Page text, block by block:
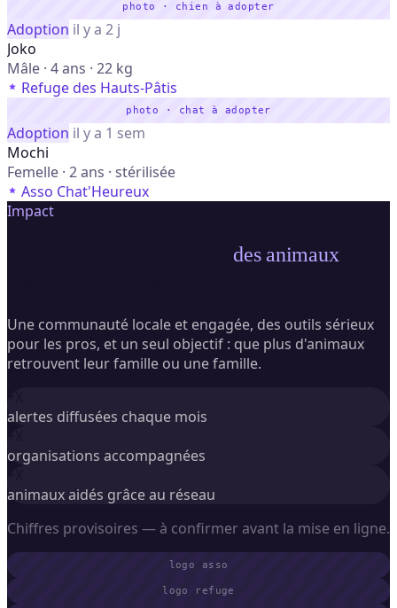
photo · chien à adopter
Adoption il y a 2 j
Joko
Mâle · 4 ans · 22 kg
Refuge des Hauts-Pâtis
photo · chat à adopter
Adoption il y a 1 sem
Mochi
Femelle · 2 ans · stérilisée
Asso Chat'Heureux
Impact
des animaux,
Une communauté locale et engagée, des outils sérieux
pour les pros, et un seul objectif : que plus d'animaux
retrouvent leur famille ou une famille.
alertes diffusées chaque mois
organisations accompagnées
animaux aidés grâce au réseau
Chiffres provisoires — à confirmer avant la mise en ligne.
logo asso
logo refuge